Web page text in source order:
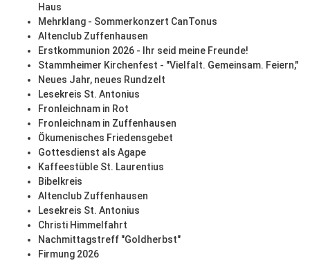
Haus
Mehrklang - Sommerkonzert CanTonus
Altenclub Zuffenhausen
Erstkommunion 2026 - Ihr seid meine Freunde!
Stammheimer Kirchenfest - "Vielfalt. Gemeinsam. Feiern,"
Neues Jahr, neues Rundzelt
Lesekreis St. Antonius
Fronleichnam in Rot
Fronleichnam in Zuffenhausen
Ökumenisches Friedensgebet
Gottesdienst als Agape
Kaffeestüble St. Laurentius
Bibelkreis
Altenclub Zuffenhausen
Lesekreis St. Antonius
Christi Himmelfahrt
Nachmittagstreff "Goldherbst"
Firmung 2026